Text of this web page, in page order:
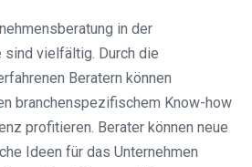
in der
vielfältig. Durch die
Beratern können
branchenspezifischem Know-how
profitieren. Berater können neue
Ideen für das Unternehmen